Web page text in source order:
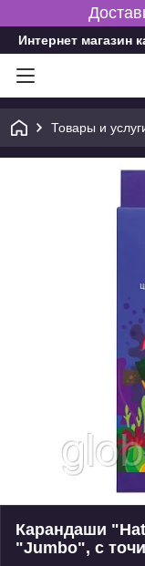
Интернет магазин
Товары и
Карандаши
"Jumbo", с